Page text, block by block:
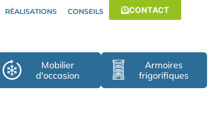
RÉALISATIONS CONSEILS CONTACT
Mobilier
d'occasion
Armoires
frigorifiques